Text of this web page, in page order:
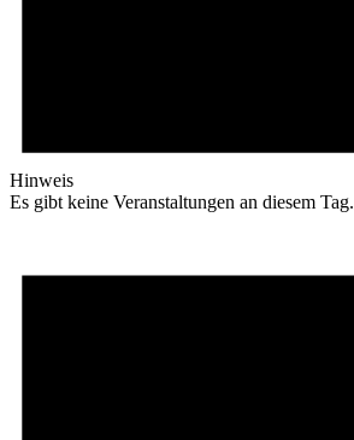
Hinweis
Es gibt keine Veranstaltungen an diesem Tag.